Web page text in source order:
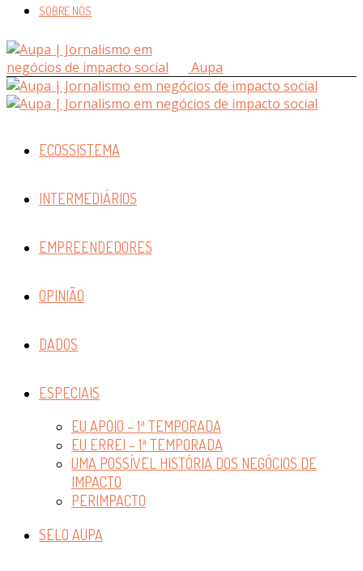
SOBRE NÓS
Aupa
ECOSSISTEMA
INTERMEDIÁRIOS
EMPREENDEDORES
OPINIÃO
DADOS
ESPECIAIS
EU APOIO – 1ª TEMPORADA
EU ERREI – 1ª TEMPORADA
UMA POSSÍVEL HISTÓRIA DOS NEGÓCIOS DE
IMPACTO
PERIMPACTO
SELO AUPA